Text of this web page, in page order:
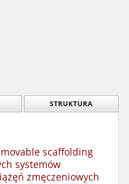
STRUKTURA
scaffolding
systemów
zmęczeniowych